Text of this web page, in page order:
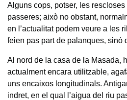
Alguns cops, potser, les
passeres; això no obstant,
en l’actualitat podem veure a les
feien pas part de palanques, sinó
Al nord de la casa de la Masada,
actualment encara utilitzable,
uns encaixos longitudinals.
indret, en el qual l’aigua del riu